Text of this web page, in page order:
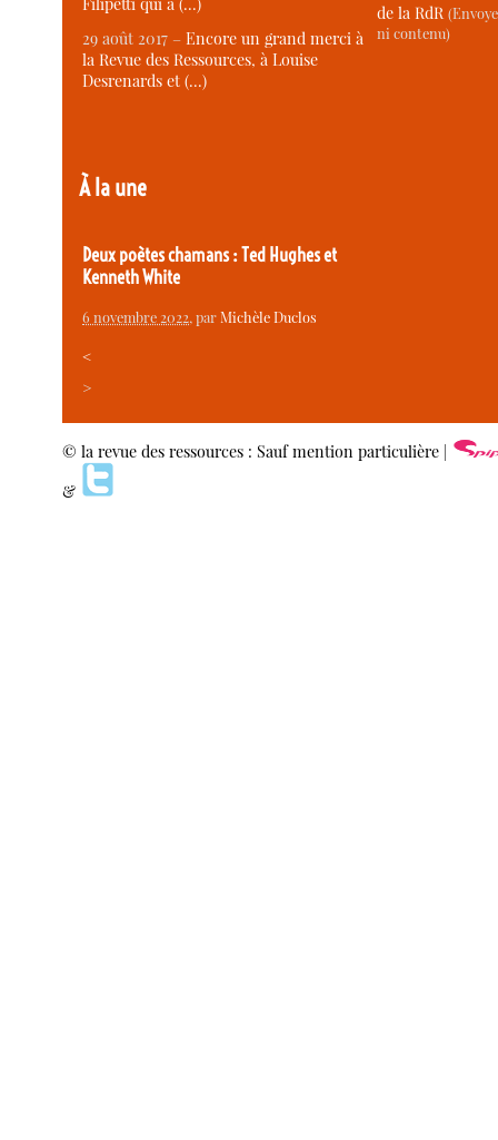
Filipetti qui a (…)
29 août 2017 –Encore un grand merci à
la Revue des Ressources, à Louise
Desrenards et (…)
À la une
Deux poètes chamans : Ted Hughes et
Kenneth White
6 novembre 2022, parMichèle Duclos
<
>
de la RdR
ni contenu)
© la revue des ressources : Sauf mention particulière |
&